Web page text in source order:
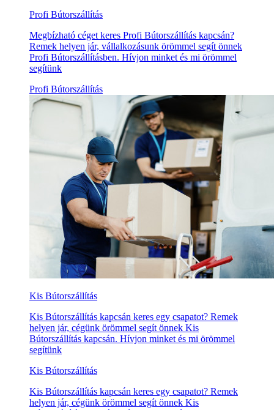
Profi Bútorszállítás
Megbízható céget keres Profi Bútorszállítás kapcsán?
Remek helyen jár, vállalkozásunk örömmel segít önnek
Profi Bútorszállításben. Hívjon minket és mi örömmel
segítünk
Profi Bútorszállítás
Kis Bútorszállítás
Kis Bútorszállítás kapcsán keres egy csapatot? Remek
helyen jár, cégünk örömmel segít önnek Kis
Bútorszállítás kapcsán. Hívjon minket és mi örömmel
segítünk
Kis Bútorszállítás
Kis Bútorszállítás kapcsán keres egy csapatot? Remek
helyen jár, cégünk örömmel segít önnek Kis